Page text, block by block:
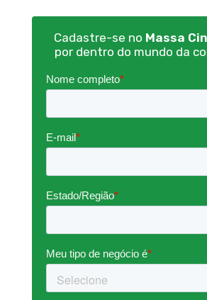
Cadastre-se no Massa
por dentro do mundo da